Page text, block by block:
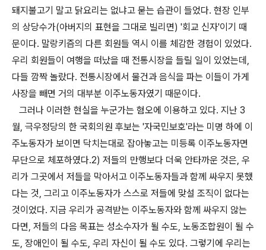
돼지불고기 말고 닭요리는 없냐고 묻는 습관이 들었다. 현장 인부
의 상당수가(아버지의 표현을 그대로 빌리면) '회교 신자'이기 때
문이다. 말랑키즘의 다른 회원들 역시 이를 체감한 경험이 있었다.
우리 회원들이 여행을 떠났을 때 전통시장을 들릴 일이 있었는데,
다들 깜짝 놀랐다. 전통시장에서 물건과 음식을 파는 이들이 가게
사장을 빼면 거의 대부분 이주노동자였기 때문이다.
그러나 이러한 현실을 누군가는 혐오에 이용하고 있다. 지난 3
월, 극우정당의 한 국회의원 후보는 '자국민보호'라는 미명 하에 이
주노동자가 보이면 닥치는대로 잡아놓고는 미등록 이주노동자면
무단으로 체포하였다.2) 저들의 만행보다 더욱 안타까운 것은, 우
리가 그곳에서 저들을 막아서고 이주노동자들과 함께 싸우지 못했
다는 것, 그리고 이주노동자가 스스로 저들에 맞설 조직이 없다는
것이었다. 지금 우리가 공격받는 이주노동자와 함께 싸우지 않는
다면, 저들의 다음 목표는 성소수자가 될 수도, 노동조합원이 될 수
도, 장애인이 될 수도, 우리 자신이 될 수도 있다. 그렇기에 우리는